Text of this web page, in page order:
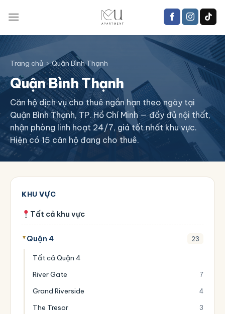
Trang chủ ›Quận Bình Thạnh
Quận Bình Thạnh
Căn hộ dịch vụ cho thuê ngắn hạn theo ngày tại
Quận Bình Thạnh, TP. Hồ Chí Minh — đầy đủ nội thất,
nhận phòng linh hoạt 24/7, giá tốt nhất khu vực.
Hiện có 15 căn hộ đang cho thuê.
KHU VỰC
Tất cả khu vực
Quận 4 23
Tất cả Quận 4
River Gate
7
Grand Riverside 4
The Tresor 3